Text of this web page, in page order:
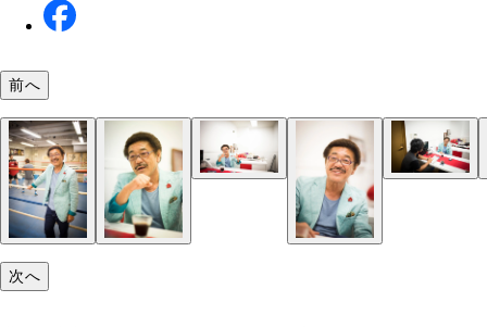
前へ
次へ